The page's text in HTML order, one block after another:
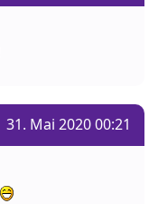
31. Mai 2020 00:21